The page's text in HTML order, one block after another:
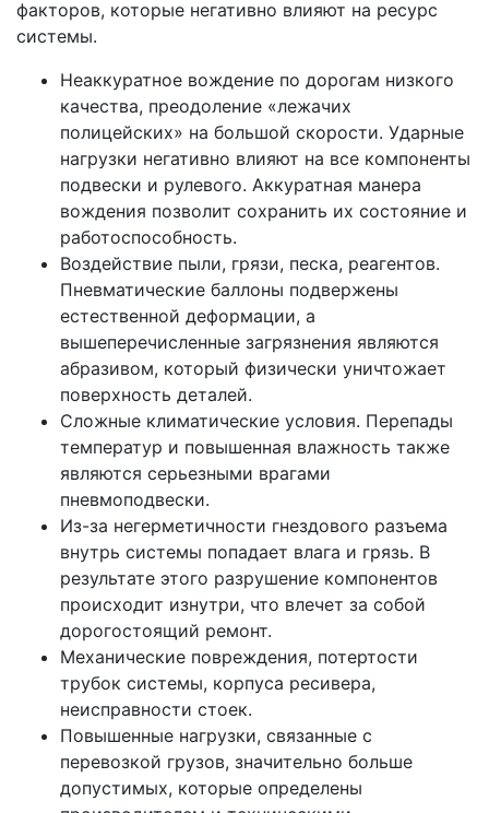
факторов, которые негативно влияют на ресурс
системы.
Неаккуратное вождение по дорогам низкого
качества, преодоление «лежачих
полицейских» на большой скорости. Ударные
нагрузки негативно влияют на все компоненты
подвески и рулевого. Аккуратная манера
вождения позволит сохранить их состояние и
работоспособность.
Воздействие пыли, грязи, песка, реагентов.
Пневматические баллоны подвержены
естественной деформации, а
вышеперечисленные загрязнения являются
абразивом, который физически уничтожает
поверхность деталей.
Сложные климатические условия. Перепады
температур и повышенная влажность также
являются серьезными врагами
пневмоподвески.
Из-за негерметичности гнездового разъема
внутрь системы попадает влага и грязь. В
результате этого разрушение компонентов
происходит изнутри, что влечет за собой
дорогостоящий ремонт.
Механические повреждения, потертости
трубок системы, корпуса ресивера,
неисправности стоек.
Повышенные нагрузки, связанные с
перевозкой грузов, значительно больше
допустимых, которые определены